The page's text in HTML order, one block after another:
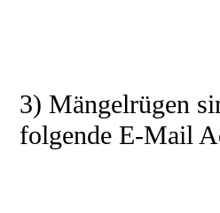
3) Mängelrügen
folgende E-Mail